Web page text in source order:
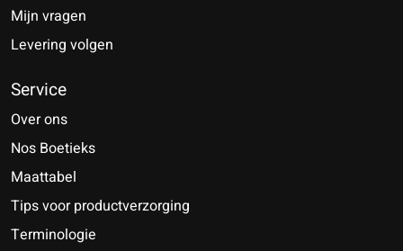
Mijn vragen
Levering volgen
Service
Over ons
Nos Boetieks
Maattabel
Tips voor productverzorging
Terminologie